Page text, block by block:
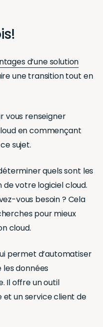
d’une solution
une transition tout en
vous renseigner
en commençant
sujet.
quels sont les
de votre logiciel cloud.
vous besoin ? Cela
pour mieux
cloud.
permet d’automatiser
données
Il offre un outil
un service client de